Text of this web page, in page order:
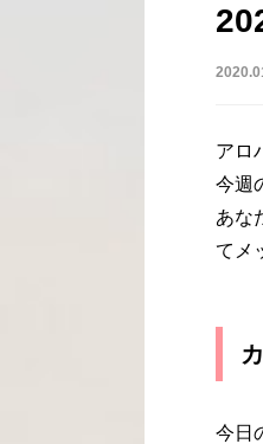
アロ
今週
あな
てメ
今日